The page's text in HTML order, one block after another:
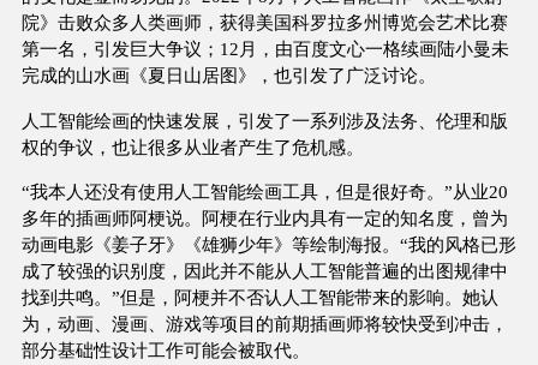
院》击败众多人类画师，获得美国科罗拉多州博览会艺术比赛
第一名，引发巨大争议；12月，由百度文心一格续画陆小曼未
完成的山水画《夏日山居图》，也引发了广泛讨论。
人工智能绘画的快速发展，引发了一系列涉及法务、伦理和版
权的争议，也让很多从业者产生了危机感。
“我本人还没有使用人工智能绘画工具，但是很好奇。”从业20
多年的插画师阿梗说。阿梗在行业内具有一定的知名度，曾为
动画电影《姜子牙》《雄狮少年》等绘制海报。“我的风格已形
成了较强的识别度，因此并不能从人工智能普遍的出图规律中
找到共鸣。”但是，阿梗并不否认人工智能带来的影响。她认
为，动画、漫画、游戏等项目的前期插画师将较快受到冲击，
部分基础性设计工作可能会被取代。